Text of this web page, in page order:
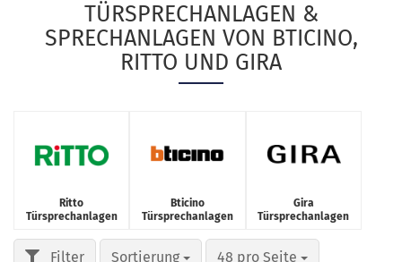
TÜRSPRECHANLAGEN &
SPRECHANLAGEN VON BTICINO,
RITTO UND GIRA
Ritto
Türsprechanlagen
Bticino
Türsprechanlagen
Gira
Türsprechanlagen
Sortierung 48 pro Seite